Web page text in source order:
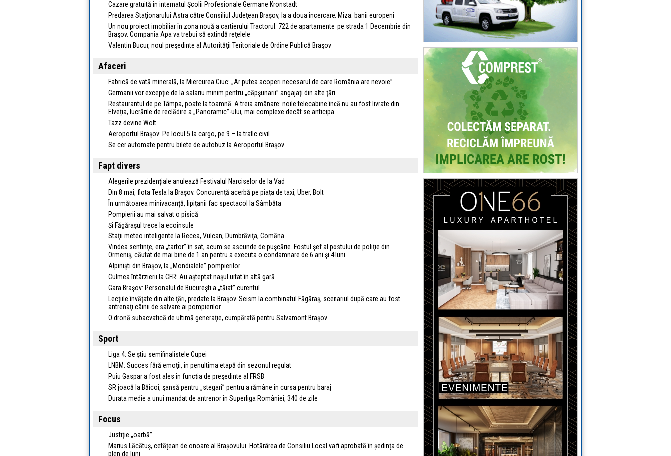
Cazare gratuită în internatul Şcolii Profesionale Germane Kronstadt
Predarea Staţionarului Astra către Consiliul Judeţean Braşov, la a doua încercare. Miza: banii europeni
Un nou proiect imobiliar în zona nouă a cartierului Tractorul. 722 de apartamente, pe strada 1 Decembrie din
Braşov. Compania Apa va trebui să extindă reţelele
Valentin Bucur, noul preşedinte al Autorităţii Teritoriale de Ordine Publică Braşov
Afaceri
Fabrică de vată minerală, la Miercurea Ciuc: „Ar putea acoperi necesarul de care România are nevoie”
Germanii vor excepţie de la salariu minim pentru „căpşunarii” angajaţi din alte ţări
Restaurantul de pe Tâmpa, poate la toamnă. A treia amânare: noile telecabine încă nu au fost livrate din
Elveția, lucrările de reclădire a „Panoramic”-ului, mai complexe decât se anticipa
Tazz devine Wolt
Aeroportul Braşov: Pe locul 5 la cargo, pe 9 – la trafic civil
Se cer automate pentru bilete de autobuz la Aeroportul Braşov
Fapt divers
Alegerile prezidențiale anulează Festivalul Narciselor de la Vad
Din 8 mai, flota Tesla la Brașov. Concurență acerbă pe piața de taxi, Uber, Bolt
În următoarea minivacanță, lipițanii fac spectacol la Sâmbăta
Pompierii au mai salvat o pisică
Și Făgărașul trece la ecoinsule
Staţii meteo inteligente la Recea, Vulcan, Dumbrăviţa, Comăna
Vindea sentinţe, era „tartor” în sat, acum se ascunde de puşcărie. Fostul şef al postului de poliţie din
Ormeniş, căutat de mai bine de 1 an pentru a executa o condamnare de 6 ani şi 4 luni
Alpinişti din Braşov, la „Mondialele” pompierilor
Culmea întârzierii la CFR: Au aşteptat naşul uitat în altă gară
Gara Braşov: Personalul de Bucureşti a „tăiat” curentul
Lecţiile învăţate din alte ţări, predate la Braşov. Seism la combinatul Făgăraş, scenariul după care au fost
antrenaţi câinii de salvare ai pompierilor
O dronă subacvatică de ultimă generaţie, cumpărată pentru Salvamont Braşov
Sport
Liga 4: Se ştiu semifinalistele Cupei
LNBM: Succes fără emoţii, în penultima etapă din sezonul regulat
Puiu Gaspar a fost ales în funcţia de preşedinte al FRSB
SR joacă la Băicoi, şansă pentru „stegari” pentru a rămâne în cursa pentru baraj
Durata medie a unui mandat de antrenor în Superliga României, 340 de zile
Focus
Justiţie „oarbă”
Marius Lăcătuș, cetățean de onoare al Brașovului. Hotărârea de Consiliu Local va fi aprobată în ședința de
plen de luni